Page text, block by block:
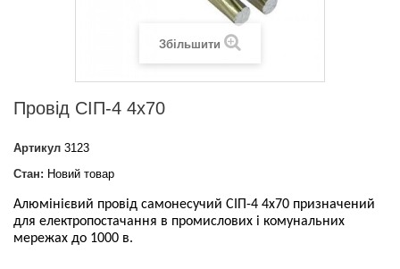
Збільшити
Провід СІП-4 4х70
Артикул 3123
Стан: Новий товар
Алюмінієвий провід самонесучий СІП-4 4х70 призначений
для електропостачання в промислових і комунальних
мережах до 1000 в.